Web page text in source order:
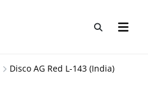
Disco AG Red L-143 (India)